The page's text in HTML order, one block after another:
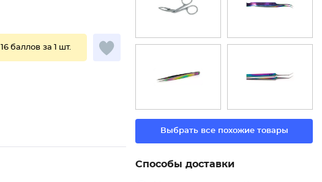
16 баллов за 1 шт.
Выбрать все похожие товары
Способы доставки